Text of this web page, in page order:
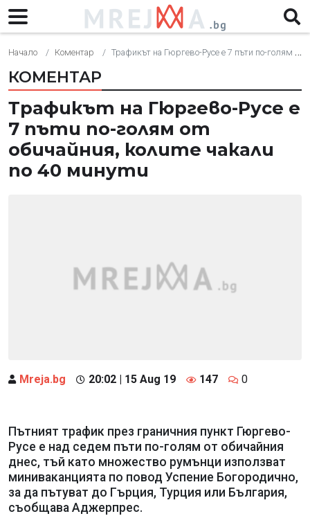
Начало Коментар Трафикът на Гюргево-Русе е 7 пъти по-голям от обичайния, колите чакали по 40 минути
КОМЕНТАР
Трафикът на Гюргево-Русе е
7 пъти по-голям от
обичайния, колите чакали
по 40 минути
Mreja.bg 20:02 | 15 Aug 19 147 0
Пътният трафик през граничния пункт Гюргево-
Русе е над седем пъти по-голям от обичайния
днес, тъй като множество румънци използват
миниваканцията по повод Успение Богородично,
за да пътуват до Гърция, Турция или България,
съобщава Аджерпрес.